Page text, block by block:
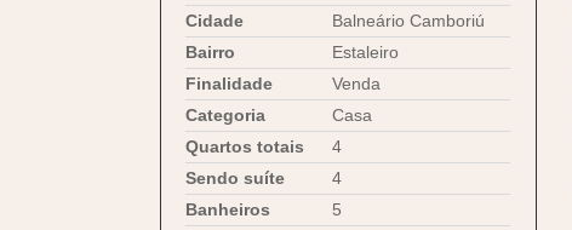
Cidade
Balneário Camboriú
Bairro
Estaleiro
Finalidade
Venda
Categoria
Casa
Quartos totais
4
Sendo suíte
4
Banheiros
5